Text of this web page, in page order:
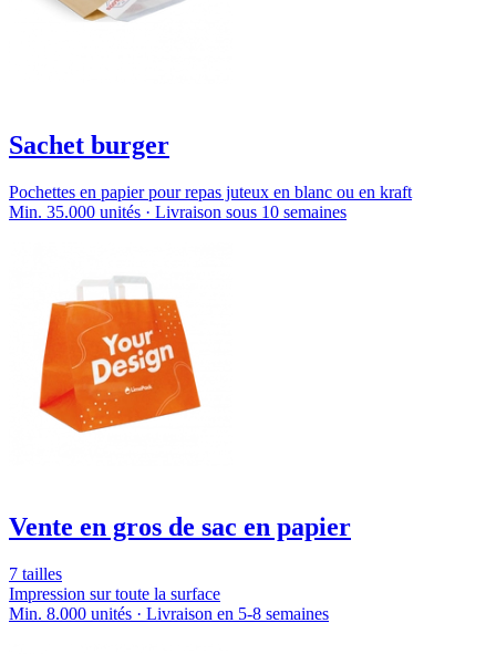
Sachet burger
Pochettes en papier pour repas juteux en blanc ou en kraft
Min. 35.000 unités · Livraison sous 10 semaines
Vente en gros de sac en papier
7 tailles
Impression sur toute la surface
Min. 8.000 unités · Livraison en 5-8 semaines